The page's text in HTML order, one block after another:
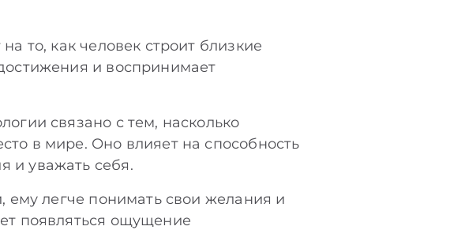
то, как человек строит близкие
и воспринимает
связано с тем, насколько
в мире. Оно влияет на способность
и уважать себя.
ему легче понимать свои желания и
появляться ощущение